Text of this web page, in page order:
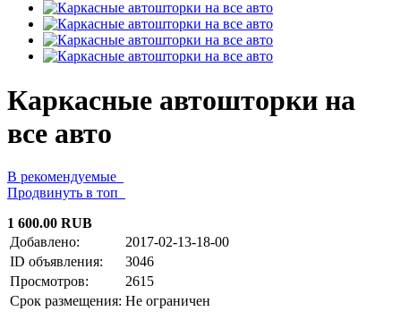
Каркасные автошторки на
все авто
В рекомендуемые
Продвинуть в топ
1 600.00 RUB
Добавлено:
2017-02-13-18-00
ID объявления:
3046
Просмотров:
2615
Срок размещения: Не ограничен